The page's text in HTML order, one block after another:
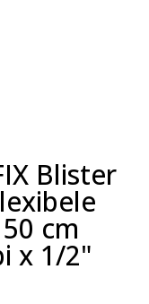
Blister
cm
x 1/2"